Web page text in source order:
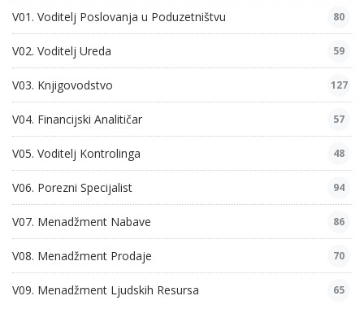
V01. Voditelj Poslovanja u Poduzetništvu 80
V02. Voditelj Ureda 59
V03. Knjigovodstvo 127
V04. Financijski Analitičar 57
V05. Voditelj Kontrolinga 48
V06. Porezni Specijalist 94
V07. Menadžment Nabave 86
V08. Menadžment Prodaje 70
V09. Menadžment Ljudskih Resursa 65